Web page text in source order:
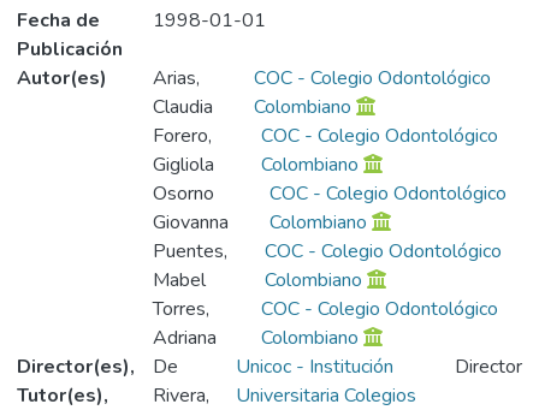
Fecha de
Publicación
1998-01-01
Autor(es)
Arias,
Claudia
COC - Colegio Odontológico
Colombiano
Forero,
Gigliola
COC - Colegio Odontológico
Colombiano
Osorno
Giovanna
COC - Colegio Odontológico
Colombiano
Puentes,
Mabel
COC - Colegio Odontológico
Colombiano
Torres,
Adriana
COC - Colegio Odontológico
Colombiano
Director(es),
Tutor(es),
De
Rivera,
Unicoc - Institución
Universitaria Colegios
Director